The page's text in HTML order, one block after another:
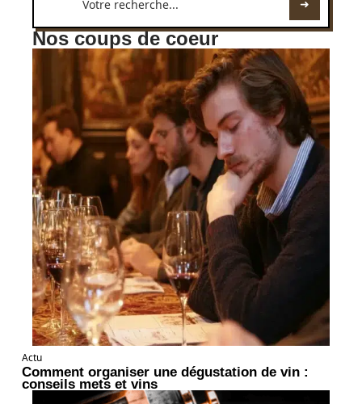
Nos coups de coeur
Actu
Comment organiser une dégustation de vin :
conseils mets et vins